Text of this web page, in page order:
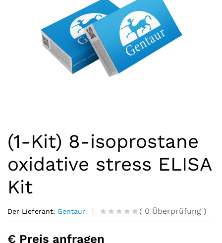
(1-Kit) 8-isoprostane
oxidative stress ELISA
Kit
Der Lieferant: Gentaur
R
t
0
( 0 Überprüfung )
€ Preis anfragen